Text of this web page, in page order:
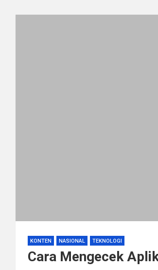
KONTEN NASIONAL TEKNOLOGI
Cara Mengecek